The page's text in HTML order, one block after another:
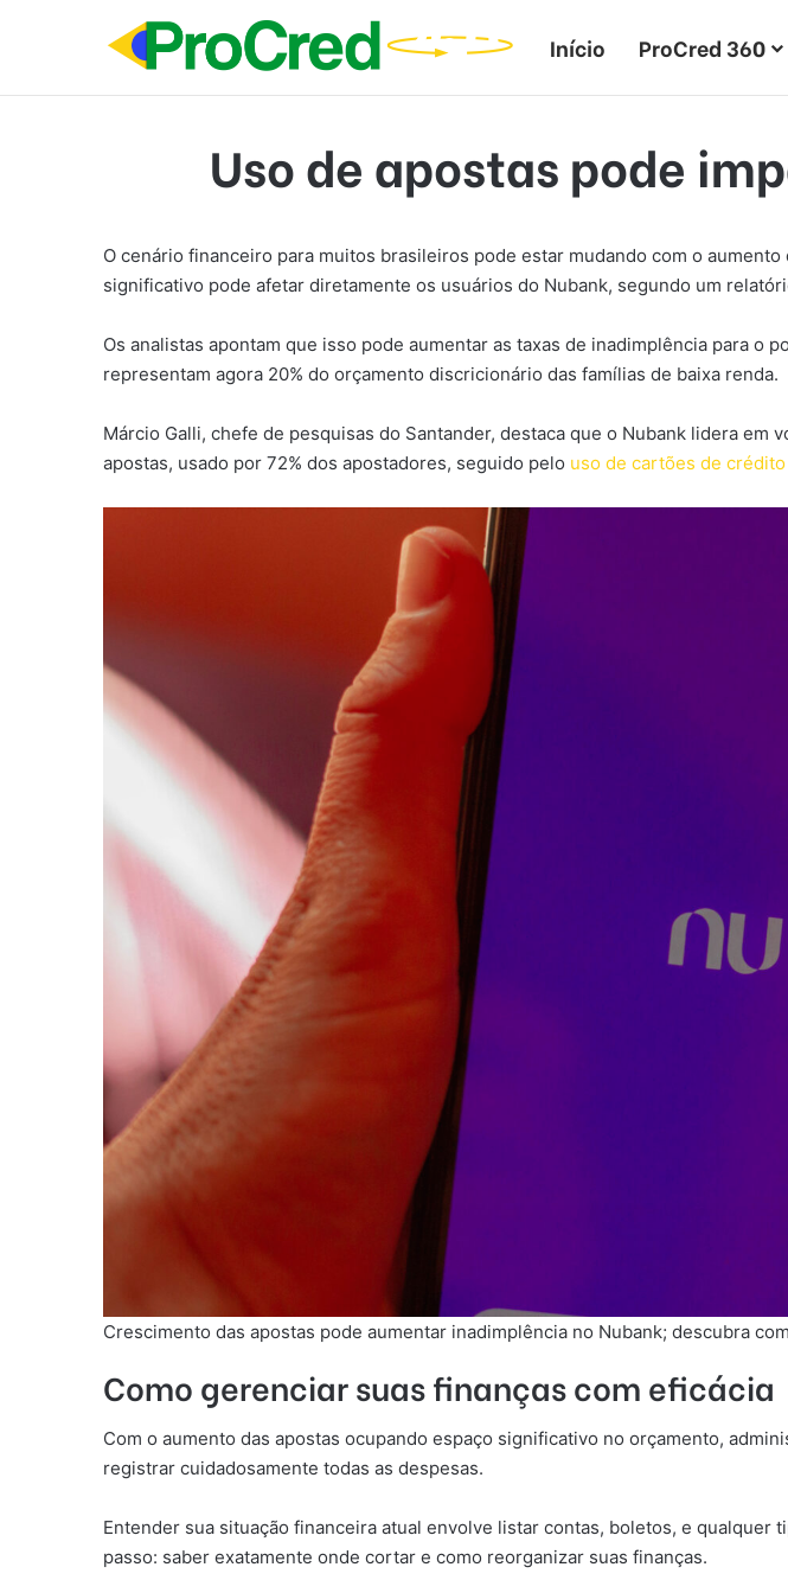
Início ProCred 360
Uso de apostas pode
O cenário financeiro para muitos brasileiros pode estar mudando com o
significativo pode afetar diretamente os usuários do Nubank, segundo um
Os analistas apontam que isso pode aumentar as taxas de inadimplência para o
representam agora 20% do orçamento discricionário das famílias de baixa renda.
Márcio Galli, chefe de pesquisas do Santander, destaca que o Nubank lidera
apostas, usado por 72% dos apostadores, seguido pelo uso de cartões de crédito
Crescimento das apostas pode aumentar inadimplência no Nubank; descubra
Como gerenciar suas finanças com eficácia
Com o aumento das apostas ocupando espaço significativo no orçamento,
registrar cuidadosamente todas as despesas.
Entender sua situação financeira atual envolve listar contas, boletos, e
passo: saber exatamente onde cortar e como reorganizar suas finanças.